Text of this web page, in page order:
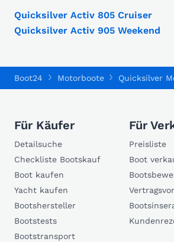
Quicksilver Activ 805 Cruiser
Quicksilver Activ 905 Weekend
Boot24 Motorboote Quicksilver
Für Käufer
Detailsuche
Checkliste Bootskauf
Boot kaufen
Yacht kaufen
Bootshersteller
Bootstests
Bootstransport
Für
Preisliste
Boot